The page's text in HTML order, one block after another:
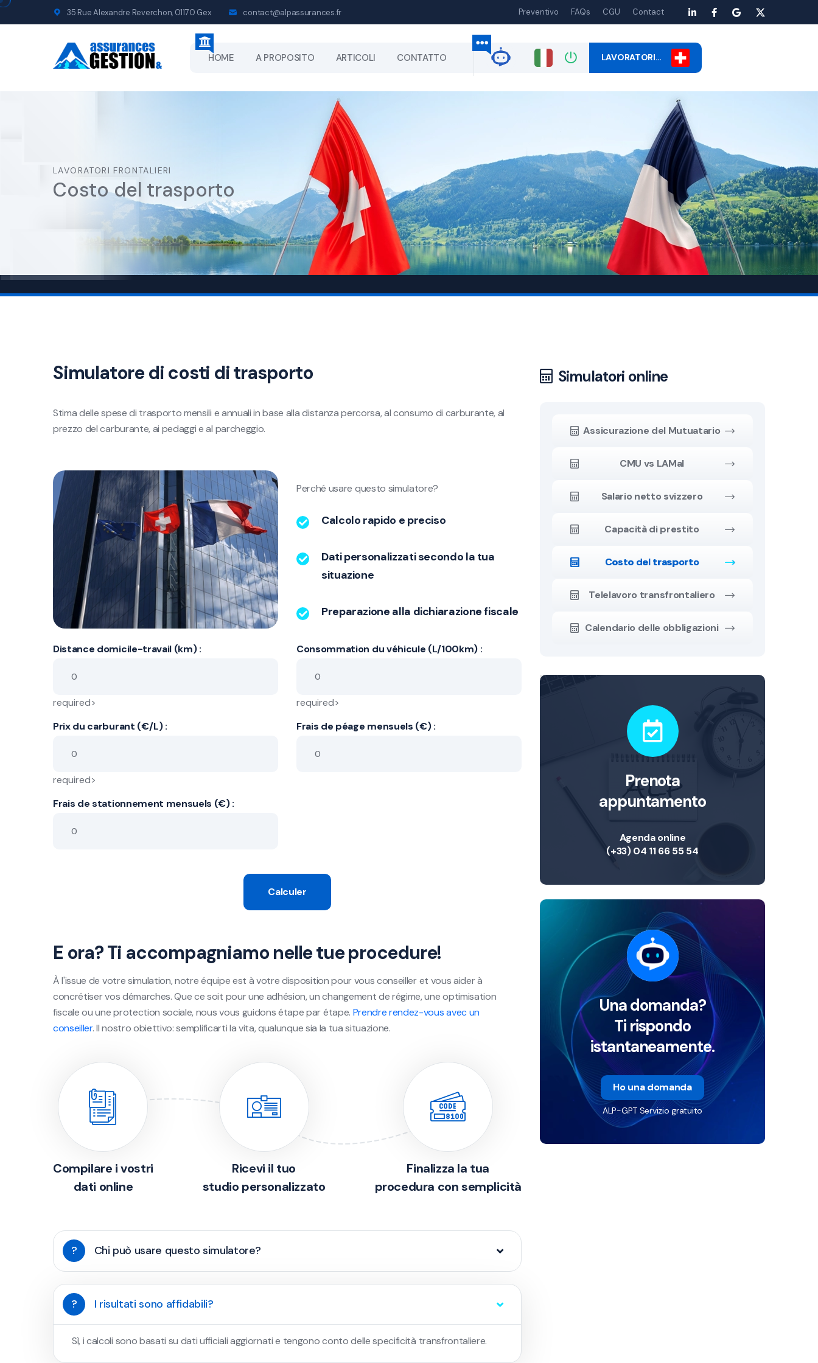
35 Rue Alexandre Reverchon, 01170 Gex contact@alpassurances.fr Preventivo FAQs CGU Contact
HOME A PROPOSITO ARTICOLI CONTATTO LAVORATORI…
LAVORATORI FRONTALIERI
Costo del trasporto
Simulatore di costi di trasporto
Stima delle spese di trasporto mensili e annuali in base alla distanza percorsa, al consumo di carburante, al
prezzo del carburante, ai pedaggi e al parcheggio.
Perché usare questo simulatore?
Calcolo rapido e preciso
Dati personalizzati secondo la tua
situazione
Preparazione alla dichiarazione fiscale
Distance domicile-travail (km) :
required>
Consommation du véhicule (L/100km) :
required>
Prix du carburant (€/L) :
required>
Frais de péage mensuels (€) :
Frais de stationnement mensuels (€) :
Calculer
E ora? Ti accompagniamo nelle tue procedure!
À l'issue de votre simulation, notre équipe est à votre disposition pour vous conseiller et vous aider à
concrétiser vos démarches. Que ce soit pour une adhésion, un changement de régime, une optimisation
fiscale ou une protection sociale, nous vous guidons étape par étape. Prendre rendez-vous avec un
conseiller. Il nostro obiettivo: semplificarti la vita, qualunque sia la tua situazione.
Compilare i vostri
dati online
Ricevi il tuo
studio personalizzato
Finalizza la tua
procedura con semplicità
? Chi può usare questo simulatore?
? I risultati sono affidabili?
Sì, i calcoli sono basati su dati ufficiali aggiornati e tengono conto delle specificità transfrontaliere.
Simulatori online
Assicurazione del Mutuatario
CMU vs LAMal
Salario netto svizzero
Capacità di prestito
Costo del trasporto
Telelavoro transfrontaliero
Calendario delle obbligazioni
Prenota
appuntamento
Agenda online
(+33) 04 11 66 55 54
Una domanda?
Ti rispondo
istantaneamente.
Ho una domanda
ALP-GPT Servizio gratuito